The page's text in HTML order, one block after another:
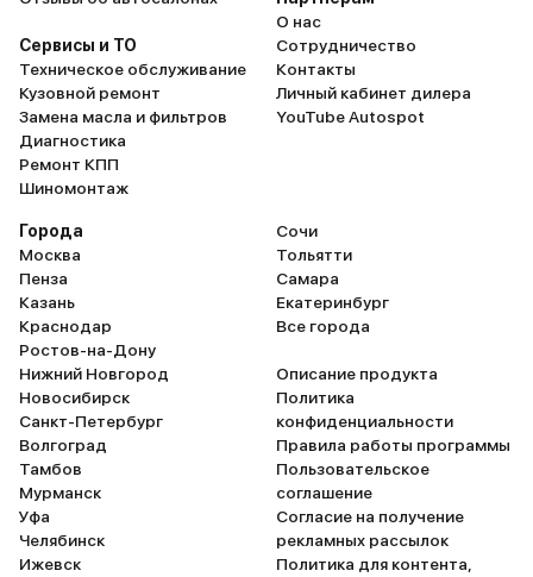
Сервисы и ТО
Техническое обслуживание
Кузовной ремонт
Замена масла и фильтров
Диагностика
Ремонт КПП
Шиномонтаж
О нас
Сотрудничество
Контакты
Личный кабинет дилера
YouTube Autospot
Города
Москва
Пенза
Казань
Краснодар
Ростов-на-Дону
Нижний Новгород
Новосибирск
Санкт-Петербург
Волгоград
Тамбов
Мурманск
Уфа
Челябинск
Ижевск
Сочи
Тольятти
Самара
Екатеринбург
Все города
Описание продукта
Политика
конфиденциальности
Правила работы программы
Пользовательское
соглашение
Согласие на получение
рекламных рассылок
Политика для контента,